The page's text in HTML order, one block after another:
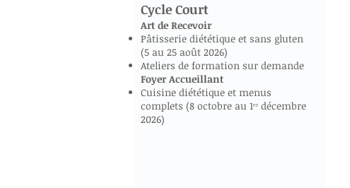
Cycle Court
Art de Recevoir
Pâtisserie diététique et sans gluten
(5 au 25 août 2026)
Ateliers de formation sur demande
Foyer Accueillant
Cuisine diététique et menus
complets (8 octobre au 1ᵉʳ décembre
2026)